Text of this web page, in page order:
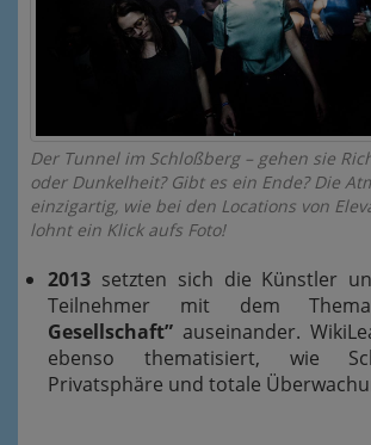
Der Tunnel im Schloßberg – gehen sie
oder Dunkelheit? Gibt es ein Ende? Die
einzigartig, wie bei den Locations von
lohnt ein Klick aufs Foto!
2013 setzten sich die Künstler
Teilnehmer mit dem
Gesellschaft” auseinander.
ebenso thematisiert, wie
Privatsphäre und totale